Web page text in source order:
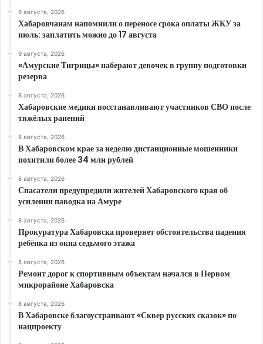
9 августа, 2026
Хабаровчанам напомнили о переносе срока оплаты ЖКУ за
июль: заплатить можно до 17 августа
9 августа, 2026
«Амурские Тигрицы» наберают девочек в группу подготовки
резерва
8 августа, 2026
Хабаровские медики восстанавливают участников СВО после
тяжёлых ранений
8 августа, 2026
В Хабаровском крае за неделю дистанционные мошенники
похитили более 34 млн рублей
8 августа, 2026
Спасатели предупредили жителей Хабаровского края об
усилении паводка на Амуре
8 августа, 2026
Прокуратура Хабаровска проверяет обстоятельства падения
ребёнка из окна седьмого этажа
8 августа, 2026
Ремонт дорог к спортивным объектам начался в Первом
микрорайоне Хабаровска
8 августа, 2026
В Хабаровске благоустраивают «Сквер русских сказок» по
нацпроекту